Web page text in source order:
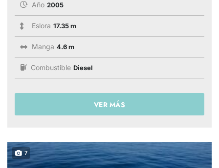
Año 2005
Eslora 17.35 m
Manga 4.6 m
Combustible Diesel
VER MÁS
7